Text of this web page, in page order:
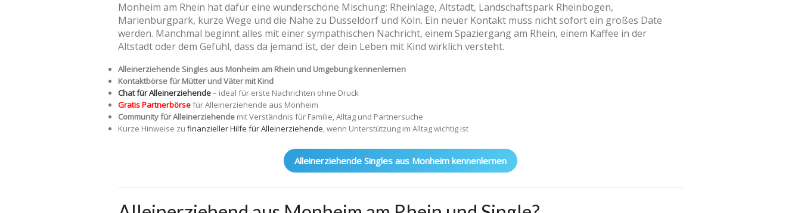
Monheim am Rhein hat dafür eine wunderschöne Mischung: Rheinlage, Altstadt, Landschaftspark Rheinbogen,
Marienburgpark, kurze Wege und die Nähe zu Düsseldorf und Köln. Ein neuer Kontakt muss nicht sofort ein großes Date
werden. Manchmal beginnt alles mit einer sympathischen Nachricht, einem Spaziergang am Rhein, einem Kaffee in der
Altstadt oder dem Gefühl, dass da jemand ist, der dein Leben mit Kind wirklich versteht.
Alleinerziehende Singles aus Monheim am Rhein und Umgebung kennenlernen
Kontaktbörse für Mütter und Väter mit Kind
Chat für Alleinerziehende– ideal für erste Nachrichten ohne Druck
Gratis Partnerbörsefür Alleinerziehende aus Monheim
Community für Alleinerziehende mit Verständnis für Familie, Alltag und Partnersuche
Kurze Hinweise zu finanzieller Hilfe für Alleinerziehende, wenn Unterstützung im Alltag wichtig ist
Alleinerziehende Singles aus Monheim kennenlernen